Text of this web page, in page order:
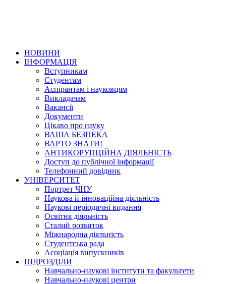
НОВИНИ
ІНФОРМАЦІЯ
Вступникам
Студентам
Аспірантам і науковцям
Викладачам
Вакансії
Документи
Цікаво про науку
ВАША БЕЗПЕКА
ВАРТО ЗНАТИ!
АНТИКОРУПЦІЙНА ДІЯЛЬНІСТЬ
Доступ до публічної інформації
Телефонний довідник
УНІВЕРСИТЕТ
Портрет ЧНУ
Наукова й інноваційна діяльність
Наукові періодичні видання
Освітня діяльність
Сталий розвиток
Міжнародна діяльність
Студентська рада
Асоціація випускників
ПІДРОЗДІЛИ
Навчально-наукові інститути та факультети
Навчально-наукові центри